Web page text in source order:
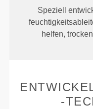
Speziell
helfen,
-